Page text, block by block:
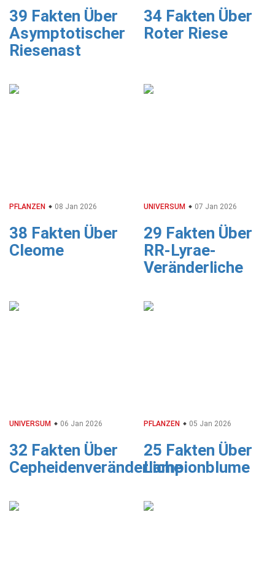
39 Fakten Über
Asymptotischer
Riesenast
34 Fakten Über
Roter Riese
PFLANZEN 08 Jan 2026
38 Fakten Über
Cleome
UNIVERSUM 07 Jan 2026
29 Fakten Über
RR-Lyrae-
Veränderliche
UNIVERSUM 06 Jan 2026
32 Fakten Über
Cepheidenveränderliche
PFLANZEN 05 Jan 2026
25 Fakten Über
Lampionblume